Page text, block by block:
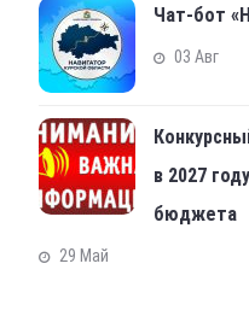
Чат-бот
03 Авг
в 2027
бюджета
29 Май